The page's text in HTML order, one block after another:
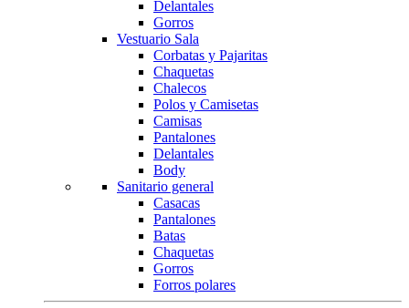
Delantales
Gorros
Vestuario Sala
Corbatas y Pajaritas
Chaquetas
Chalecos
Polos y Camisetas
Camisas
Pantalones
Delantales
Body
Sanitario general
Casacas
Pantalones
Batas
Chaquetas
Gorros
Forros polares